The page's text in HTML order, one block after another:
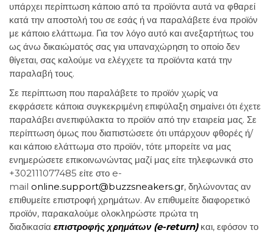
υπάρχει περίπτωση κάποιο από τα προϊόντα αυτά να φθαρεί
κατά την αποστολή του σε εσάς ή να παραλάβετε ένα προϊόν
με κάποιο ελάττωμα. Για τον λόγο αυτό και ανεξαρτήτως του
ως άνω δικαιώματός σας για υπαναχώρηση το οποίο δεν
θίγεται, σας καλούμε να ελέγχετε τα προϊόντα κατά την
παραλαβή τους.
Σε περίπτωση που παραλάβετε το προϊόν χωρίς να
εκφράσετε κάποια συγκεκριμένη επιφύλαξη σημαίνει ότι έχετε
παραλάβει ανεπιφύλακτα το προϊόν από την εταιρεία μας. Σε
περίπτωση όμως που διαπιστώσετε ότι υπάρχουν φθορές ή/
και κάποιο ελάττωμα στο προϊόν, τότε μπορείτε να μας
ενημερώσετε επικοινωνώντας μαζί μας είτε τηλεφωνικά στο
+302111077485 είτε στο e-
mail online.support@buzzsneakers.gr, δηλώνοντας αν
επιθυμείτε επιστροφή χρημάτων. Αν επιθυμείτε διαφορετικό
προϊόν, παρακαλούμε ολοκληρώστε πρώτα τη
διαδικασία επιστροφής χρημάτων (e-return)και, εφόσον το